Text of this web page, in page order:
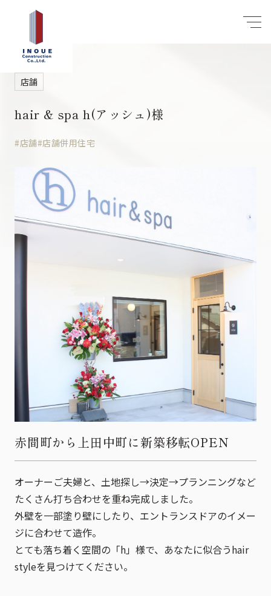
店舗
hair & spa h(アッシュ)様
#店舗#店舗併用住宅
赤間町から上田中町に新築移転OPEN
オーナーご夫婦と、土地探し→決定→プランニングなど
たくさん打ち合わせを重ね完成しました。
外壁を一部塗り壁にしたり、エントランスドアのイメー
ジに合わせて造作。
とても落ち着く空間の「h」様で、あなたに似合うhair
styleを見つけてください。